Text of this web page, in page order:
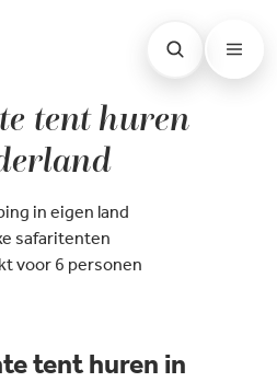
tent huren
in eigen land
safaritenten
voor 6 personen
tent huren in